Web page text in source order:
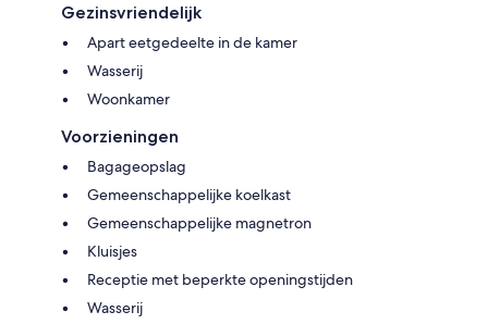
Gezinsvriendelijk
Apart eetgedeelte in de kamer
Wasserij
Woonkamer
Voorzieningen
Bagageopslag
Gemeenschappelijke koelkast
Gemeenschappelijke magnetron
Kluisjes
Receptie met beperkte openingstijden
Wasserij